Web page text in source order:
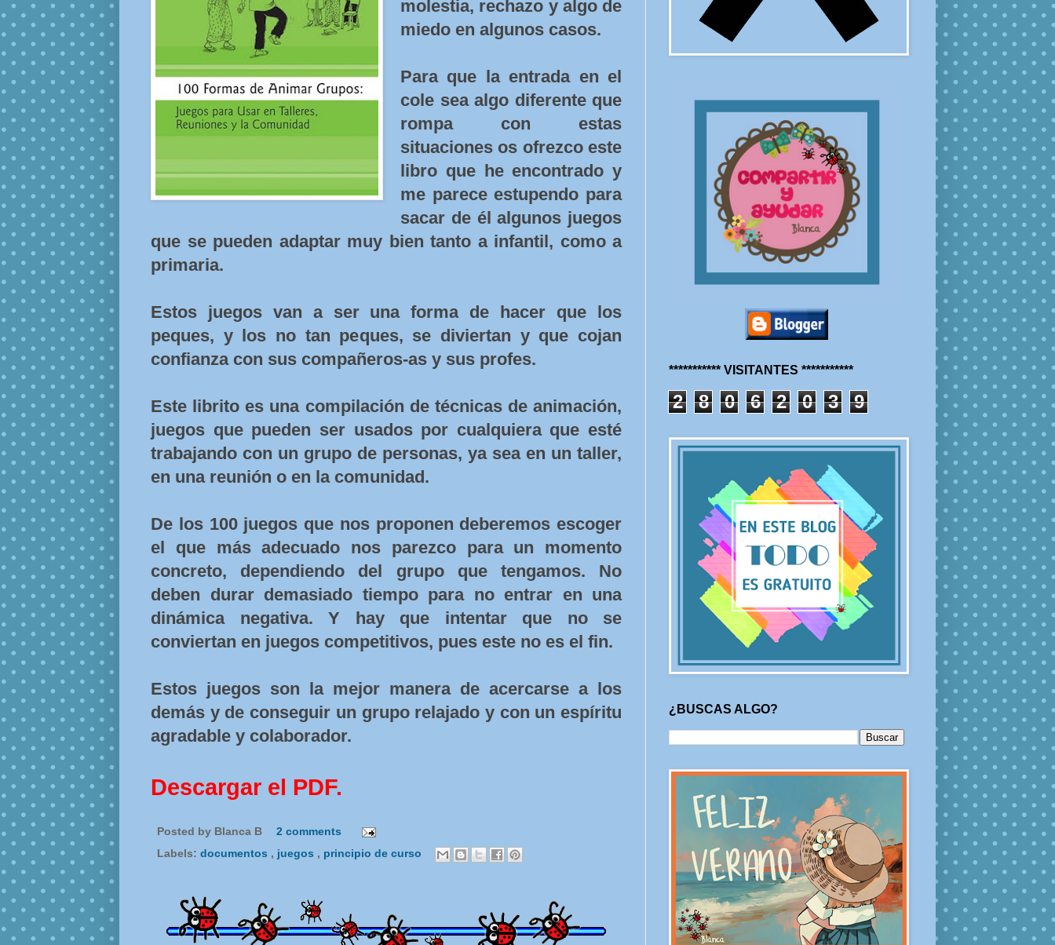
molestia, rechazo y algo de
miedo en algunos casos.
Para que la entrada en el
cole sea algo diferente que
rompa con estas
situaciones os ofrezco este
libro que he encontrado y
me parece estupendo para
sacar de él algunos juegos
que se pueden adaptar muy bien tanto a infantil, como a
primaria.
Estos juegos van a ser una forma de hacer que los
peques, y los no tan peques, se diviertan y que cojan
confianza con sus compañeros-as y sus profes.
Este librito es una compilación de técnicas de animación,
juegos que pueden ser usados por cualquiera que esté
trabajando con un grupo de personas, ya sea en un taller,
en una reunión o en la comunidad.
De los 100 juegos que nos proponen deberemos escoger
el que más adecuado nos parezco para un momento
concreto, dependiendo del grupo que tengamos. No
deben durar demasiado tiempo para no entrar en una
dinámica negativa. Y hay que intentar que no se
conviertan en juegos competitivos, pues este no es el fin.
Estos juegos son la mejor manera de acercarse a los
demás y de conseguir un grupo relajado y con un espíritu
agradable y colaborador.
Descargar el PDF.
Posted by Blanca B
2 comments
Labels: documentos , juegos , principio de curso
*********** VISITANTES ***********
2 8 0 6 2 0 3 9
¿BUSCAS ALGO?